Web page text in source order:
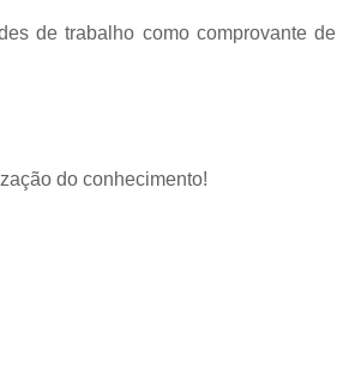
de trabalho como comprovante de
do conhecimento!